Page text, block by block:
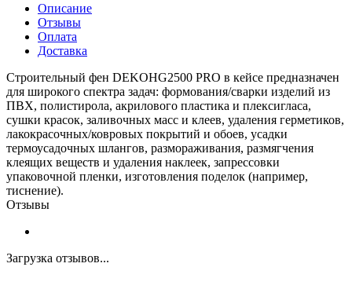
Описание
Отзывы
Оплата
Доставка
Строительный фен DEKOHG2500 PRO в кейсе предназначен
для широкого спектра задач: формования/сварки изделий из
ПВХ, полистирола, акрилового пластика и плексигласа,
сушки красок, заливочных масс и клеев, удаления герметиков,
лакокрасочных/ковровых покрытий и обоев, усадки
термоусадочных шлангов, размораживания, размягчения
клеящих веществ и удаления наклеек, запрессовки
упаковочной пленки, изготовления поделок (например,
тиснение).
Отзывы
Загрузка отзывов...